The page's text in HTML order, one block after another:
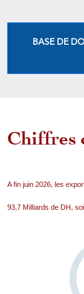
BASE DE
Chiffres
A fin juin 2026, les
93,7 Milliards de